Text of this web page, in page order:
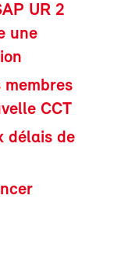
UR 2
une
membres
CCT
délais de